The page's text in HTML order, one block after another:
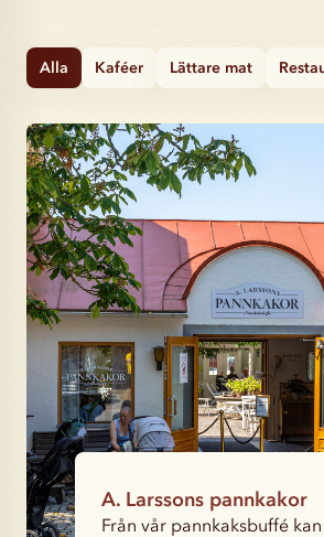
Alla Kaféer Lättare mat
A. Larssons pannkakor
Från vår pannkaksbuffé